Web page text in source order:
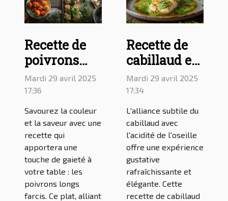
Recette de
poivrons
longs farcis
pour une
cuisine
colorée et
savoureuse
Mardi 29 avril 2025
17:36
Savourez la couleur
et la saveur avec une
recette qui
apportera une
touche de gaieté à
votre table : les
poivrons longs
farcis. Ce plat, alliant
Recette de
cabillaud en
sauce à
l'oseille : une
variante
savoureuse
du poisson à
l'oseille
Mardi 29 avril 2025
17:34
L'alliance subtile du
cabillaud avec
l'acidité de l'oseille
offre une expérience
gustative
rafraîchissante et
élégante. Cette
recette de cabillaud